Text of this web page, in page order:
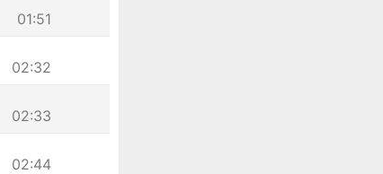
01:51
02:32
02:33
02:44